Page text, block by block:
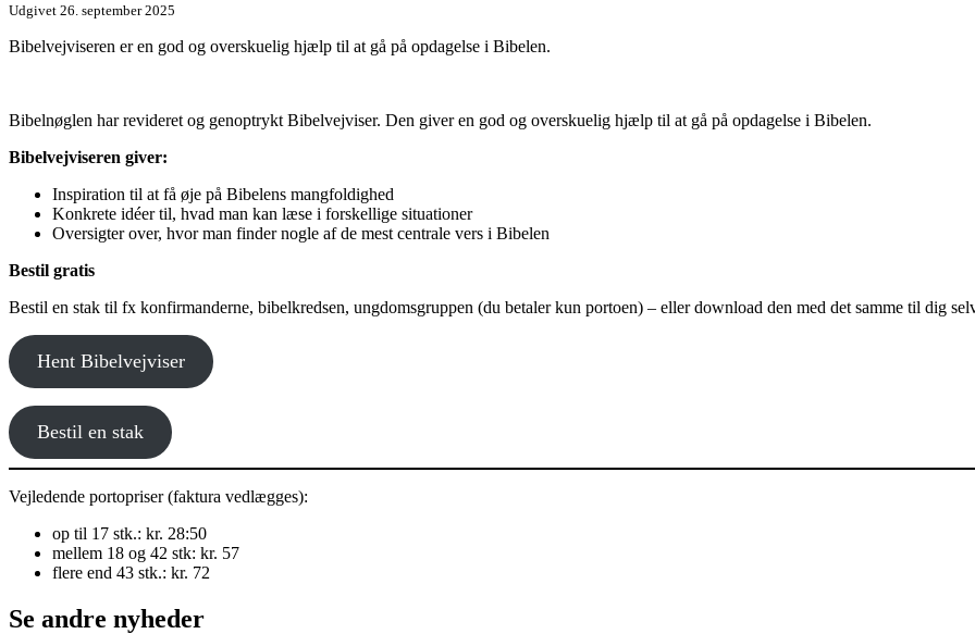
Udgivet 26. september 2025
Bibelvejviseren er en god og overskuelig hjælp til at gå på opdagelse i Bibelen.
Bibelnøglen har revideret og genoptrykt Bibelvejviser. Den giver en god og overskuelig hjælp til at gå på opdagelse i Bibelen.
Bibelvejviseren giver:
Inspiration til at få øje på Bibelens mangfoldighed
Konkrete idéer til, hvad man kan læse i forskellige situationer
Oversigter over, hvor man finder nogle af de mest centrale vers i Bibelen
Bestil gratis
Bestil en stak til fx konfirmanderne, bibelkredsen, ungdomsgruppen (du betaler kun portoen) – eller download den med det samme til dig
Hent Bibelvejviser
Bestil en stak
Vejledende portopriser (faktura vedlægges):
op til 17 stk.: kr. 28:50
mellem 18 og 42 stk: kr. 57
flere end 43 stk.: kr. 72
Se andre nyheder